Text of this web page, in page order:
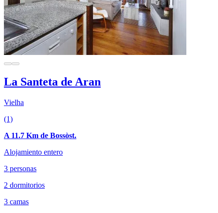
La Santeta de Aran
Vielha
(1)
A 11.7 Km de Bossòst.
Alojamiento entero
3 personas
2 dormitorios
3 camas